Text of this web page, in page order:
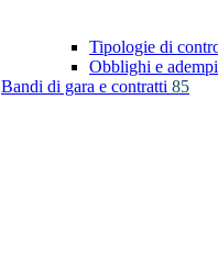
Tipologie di
Obblighi e
Bandi di gara e contratti 85